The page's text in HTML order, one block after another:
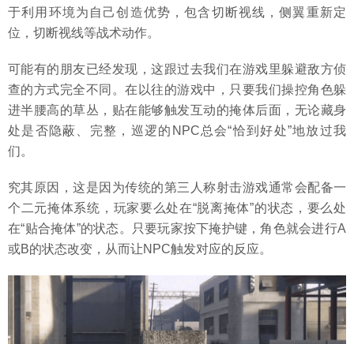
于利用环境为自己创造优势，包含切断视线，侧翼重新定
位，切断视线等战术动作。
可能有的朋友已经发现，这跟过去我们在游戏里躲避敌方侦
查的方式完全不同。在以往的游戏中，只要我们操控角色躲
进半腰高的草丛，贴在能够触发互动的掩体后面，无论藏身
处是否隐蔽、完整，巡逻的NPC总会“恰到好处”地放过我
们。
究其原因，这是因为传统的第三人称射击游戏通常会配备一
个二元掩体系统，玩家要么处在“脱离掩体”的状态，要么处
在“贴合掩体”的状态。只要玩家按下掩护键，角色就会进行A
或B的状态改变，从而让NPC触发对应的反应。